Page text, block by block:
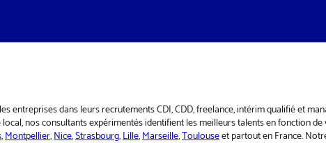
entreprises dans leurs recrutements CDI, CDD, freelance, intérim qualifié et
nos consultants expérimentés identifient les meilleurs talents en fonction
,Montpellier,Nice,Strasbourg,Lille,Marseille,Toulouseet partout en France.